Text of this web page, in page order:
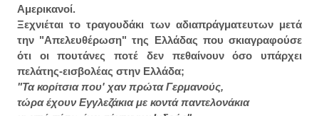
Αμερικανοί.
Ξεχνιέται το τραγουδάκι των αδιαπράγματευτων μετά
την "Απελευθέρωση" της Ελλάδας που σκιαγραφούσε
ότι οι πουτάνες ποτέ δεν πεθαίνουν όσο υπάρχει
πελάτης-εισβολέας στην Ελλάδα;
"Τα κορίτσια που' χαν πρώτα Γερμανούς,
τώρα έχουν Εγγλεζάκια με κοντά παντελονάκια